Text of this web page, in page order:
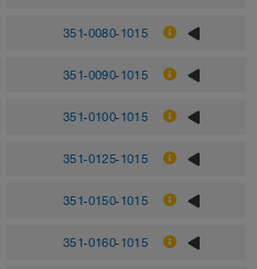
351-0080-1015
351-0090-1015
351-0100-1015
351-0125-1015
351-0150-1015
351-0160-1015